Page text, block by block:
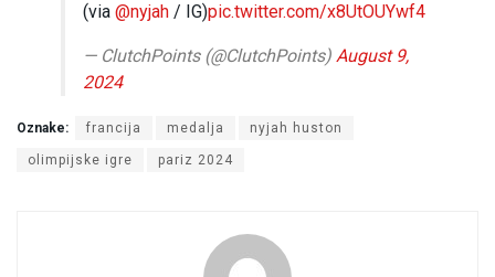
(via @nyjah / IG)pic.twitter.com/x8UtOUYwf4
— ClutchPoints (@ClutchPoints) August 9,
2024
Oznake: francija medalja nyjah huston
olimpijske igre pariz 2024